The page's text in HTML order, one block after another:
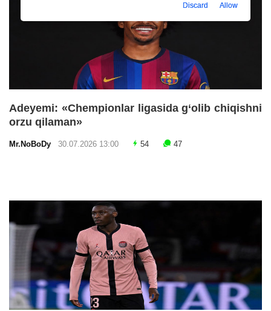
Adeyemi: «Chempionlar ligasida g‘olib chiqishni
orzu qilaman»
Mr.NoBoDy 30.07.2026 13:00 54 47
Discard Allow